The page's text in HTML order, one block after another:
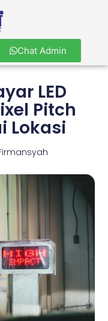
Chat Admin
LED
Pitch
Lokasi